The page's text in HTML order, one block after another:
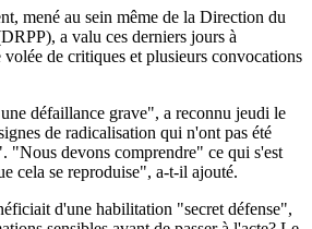
mené au sein même de la Direction du
a valu ces derniers jours à
de critiques et plusieurs convocations
défaillance grave", a reconnu jeudi le
de radicalisation qui n'ont pas été
"Nous devons comprendre" ce qui s'est
cela se reproduise", a-t-il ajouté.
d'une habilitation "secret défense",